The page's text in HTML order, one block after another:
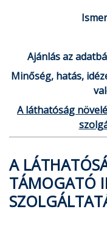
Ajánlás az
Minőség, hatás,
A láthatóság
A
TÁMOGATÓ